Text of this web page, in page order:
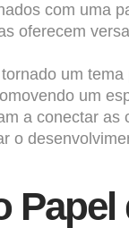
com uma
oferecem
um
um
a conectar
o